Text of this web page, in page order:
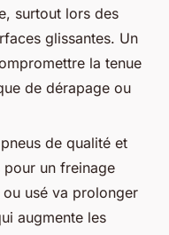
surtout lors des
glissantes. Un
la tenue
de dérapage ou
de qualité et
pour un freinage
usé va prolonger
augmente les